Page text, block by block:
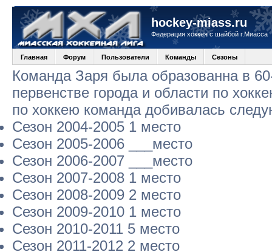
hockey-miass.ru
Федерация хоккея с шайбой г.Миасса
Главная Форум Пользователи Команды Сезоны
Команда Заря была образованна в
первенстве города и области по
по хоккею команда добивалась
Сезон 2004-2005 1 место
Сезон 2005-2006 ___место
Сезон 2006-2007 ___место
Сезон 2007-2008 1 место
Сезон 2008-2009 2 место
Сезон 2009-2010 1 место
Сезон 2010-2011 5 место
Сезон 2011-2012 2 место